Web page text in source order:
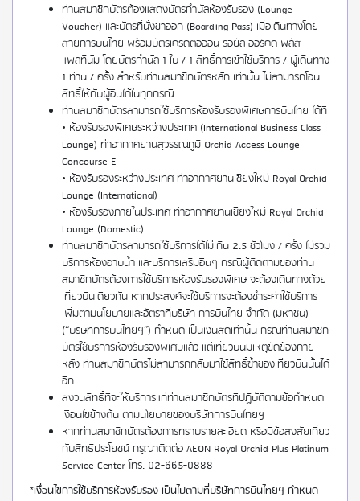
ท่านสมาชิกบัตรต้องแสดงบัตรกำนัลห้องรับรอง (Lounge
Voucher) และบัตรที่นั่งขาออก (Boarding Pass) เมื่อเดินทางโดย
สายการบินไทย พร้อมบัตรเครดิตอิออน รอยัล ออร์คิด พลัส
แพลทินัม โดยบัตรกำนัล 1 ใบ / 1 สิทธิ์การเข้าใช้บริการ / ผู้เดินทาง
1 ท่าน / ครั้ง สำหรับท่านสมาชิกบัตรหลัก เท่านั้น ไม่สามารถโอน
สิทธิ์ให้กับผู้อื่นได้ในทุกกรณี
ท่านสมาชิกบัตรสามารถใช้บริการห้องรับรองพิเศษการบินไทย ได้ที่
• ห้องรับรองพิเศษระหว่างประเทศ (International Business Class
Lounge) ท่าอากาศยานสุวรรณภูมิ Orchid Access Lounge
Concourse E
• ห้องรับรองระหว่างประเทศ ท่าอากาศยานเชียงใหม่ Royal Orchid
Lounge (International)
• ห้องรับรองภายในประเทศ ท่าอากาศยานเชียงใหม่ Royal Orchid
Lounge (Domestic)
ท่านสมาชิกบัตรสามารถใช้บริการได้ไม่เกิน 2.5 ชั่วโมง / ครั้ง ไม่รวม
บริการห้องอาบน้ำ และบริการเสริมอื่นๆ กรณีผู้ติดตามของท่าน
สมาชิกบัตรต้องการใช้บริการห้องรับรองพิเศษ จะต้องเดินทางด้วย
เที่ยวบินเดียวกัน หากประสงค์จะใช้บริการจะต้องชำระค่าใช้บริการ
เพิ่มตามนโยบายและอัตราที่บริษัท การบินไทย จำกัด (มหาชน)
(“บริษัทการบินไทยฯ”) กำหนด เป็นเงินสดเท่านั้น กรณีท่านสมาชิก
บัตรใช้บริการห้องรับรองพิเศษแล้ว แต่เที่ยวบินมีเหตุขัดข้องภาย
หลัง ท่านสมาชิกบัตรไม่สามารถกลับมาใช้สิทธิ์ซ้ำของเที่ยวบินนั้นได้
อีก
สงวนสิทธิ์ที่จะให้บริการแก่ท่านสมาชิกบัตรที่ปฏิบัติตามข้อกำหนด
เงื่อนไขข้างต้น ตามนโยบายของบริษัทการบินไทยฯ
หากท่านสมาชิกบัตรต้องการทราบรายละเอียด หรือมีข้อสงสัยเกี่ยว
กับสิทธิประโยชน์ กรุณาติดต่อ AEON Royal Orchid Plus Platinum
Service Center โทร. 02-665-0888
*เงื่อนไขการใช้บริการห้องรับรอง เป็นไปตามที่บริษัทการบินไทยฯ กำหนด